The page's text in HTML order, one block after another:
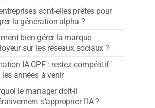
sont-elles prêtes pour
la génération alpha ?
bien gérer la marque
sur les réseaux sociaux ?
IA CPF : restez compétitif
les années à venir
le manager doit-il
s’approprier l’IA ?